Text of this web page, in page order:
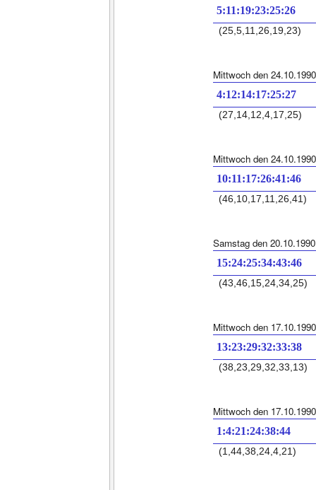
5:11:19:23:25:26
(25,5,11,26,19,23)
Mittwoch den 24.10.1990
4:12:14:17:25:27
(27,14,12,4,17,25)
Mittwoch den 24.10.1990
10:11:17:26:41:46
(46,10,17,11,26,41)
Samstag den 20.10.1990
15:24:25:34:43:46
(43,46,15,24,34,25)
Mittwoch den 17.10.1990
13:23:29:32:33:38
(38,23,29,32,33,13)
Mittwoch den 17.10.1990
1:4:21:24:38:44
(1,44,38,24,4,21)